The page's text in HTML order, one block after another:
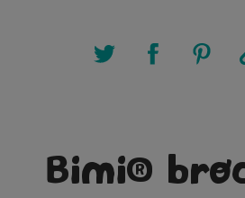
Bimi®